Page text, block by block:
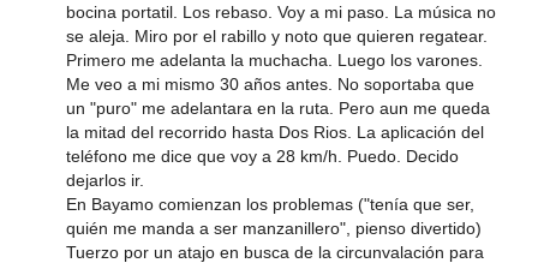
bocina portatil. Los rebaso. Voy a mi paso. La música no
se aleja. Miro por el rabillo y noto que quieren regatear.
Primero me adelanta la muchacha. Luego los varones.
Me veo a mi mismo 30 años antes. No soportaba que
un "puro" me adelantara en la ruta. Pero aun me queda
la mitad del recorrido hasta Dos Rios. La aplicación del
teléfono me dice que voy a 28 km/h. Puedo. Decido
dejarlos ir.
En Bayamo comienzan los problemas ("tenía que ser,
quién me manda a ser manzanillero", pienso divertido)
Tuerzo por un atajo en busca de la circunvalación para